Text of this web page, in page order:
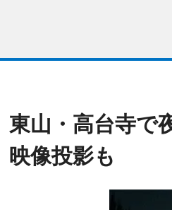
東山・高台寺で
映像投影も